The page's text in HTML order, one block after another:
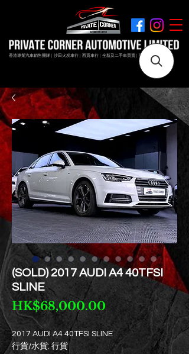
香港專業汽車銷售團隊 | 沙田火炭車行 | 西貢車行 | 全新及二手車買賣 | 最短時間極速成交
(SOLD) 2017 AUDI A4 40TFSI
SLINE
HK$68,000.00價
格
2017 AUDI A4 40TFSI SLINE
行貨/水貨: 行貨